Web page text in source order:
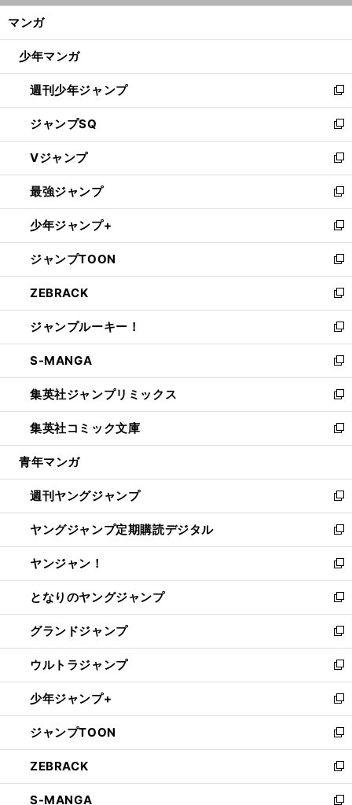
ン
ウ
開
く
マンガ
少年マンガ
週刊少年ジャンプ
新
し
い
ウ
ィ
ン
ド
ウ
で
開
く
ジャンプSQ
新
し
い
ウ
ィ
ン
ド
ウ
で
開
く
Vジャンプ
新
し
い
ウ
ィ
ン
ド
ウ
で
開
く
最強ジャンプ
新
し
い
ウ
ィ
ン
ド
ウ
で
開
く
少年ジャンプ+
新
し
い
ウ
ィ
ン
ド
ウ
で
開
く
ジャンプTOON
新
し
い
ウ
ィ
ン
ド
ウ
で
開
く
ZEBRACK
新
し
い
ウ
ィ
ン
ド
ウ
で
開
ジャンプルーキー！
新
し
い
ウ
ィ
ン
ド
ウ
開
く
S-MANGA
新
し
い
ウ
ィ
ン
ウ
で
開
く
集英社ジャンプリミックス
新
し
い
ウ
ン
ド
ウ
で
開
く
集英社コミック文庫
新
し
ウ
ィ
ン
ド
ウ
で
開
く
青年マンガ
週刊ヤングジャンプ
新
し
い
ウ
ィ
ン
ド
ウ
で
開
く
ヤングジャンプ定期購読デジタル
新
し
い
ウ
ィ
ン
ド
ウ
で
開
く
ヤンジャン！
新
し
い
ウ
ィ
ン
ド
ウ
で
開
く
となりのヤングジャンプ
新
し
い
ウ
ィ
ン
ド
ウ
で
開
く
グランドジャンプ
新
し
い
ウ
ィ
ン
ド
ウ
で
開
く
ウルトラジャンプ
新
し
い
ウ
ィ
ン
ド
ウ
で
少年ジャンプ+
新
し
い
ウ
ィ
ン
ド
ジャンプTOON
新
し
い
ウ
ィ
ZEBRACK
新
し
S-MANGA